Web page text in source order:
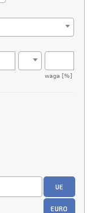
waga [%]
UE
EURO